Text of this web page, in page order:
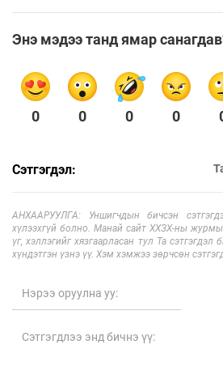
Энэ мэдээ танд ямар
0 0 0 0
Сэтгэгдэл:
АНХААРУУЛГА: Уншигчдын бичсэн
хүлээхгүй болно. Манай сайт ХХЗХ-ны
үг, хэллэгийг хязгаарласан тул Та
хүндэтгэн үзнэ үү. Хэм хэмжээ зөрчсөн